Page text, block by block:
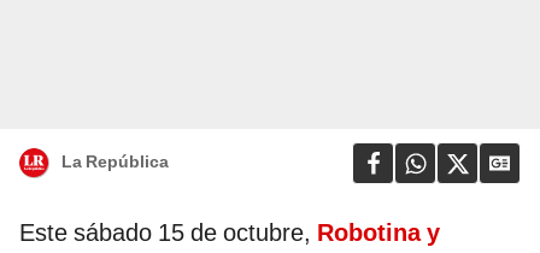
La República
Este sábado 15 de octubre, Robotina y